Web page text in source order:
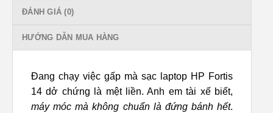
ĐÁNH GIÁ (0)
HƯỚNG DẪN MUA HÀNG
Đang chạy việc gấp mà sạc laptop HP Fortis
14 dở chứng là mệt liền. Anh em tài xế biết,
máy móc mà không chuẩn là đứng bánh hết.